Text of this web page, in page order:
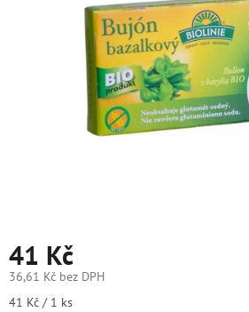
41 Kč
36,61 Kč bez DPH
Měrná
41 Kč / 1 ks